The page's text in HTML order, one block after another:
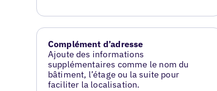
Complément d’adresse
Ajoute des informations
supplémentaires comme le nom du
bâtiment, l’étage ou la suite pour
faciliter la localisation.